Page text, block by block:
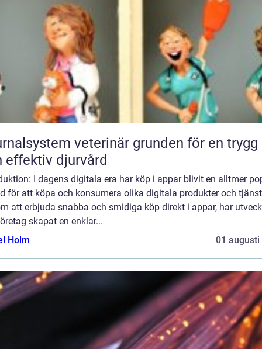
veterinär grunden för en trygg
effektiv djurvård
I dagens digitala era har köp i appar blivit en alltmer
för att köpa och konsumera olika digitala produkter och
att erbjuda snabba och smidiga köp direkt i appar, har
skapat en enklar...
Holm
01 augusti